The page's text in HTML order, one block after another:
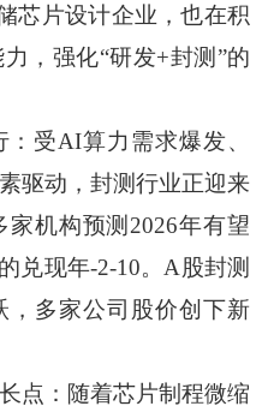
芯片设计企业，也在积
，强化“研发+封测”的
受AI算力需求爆发、
驱动，封测行业正迎来
机构预测2026年有望
兑现年-2-10。A股封测
，多家公司股价创下新
：随着芯片制程微缩